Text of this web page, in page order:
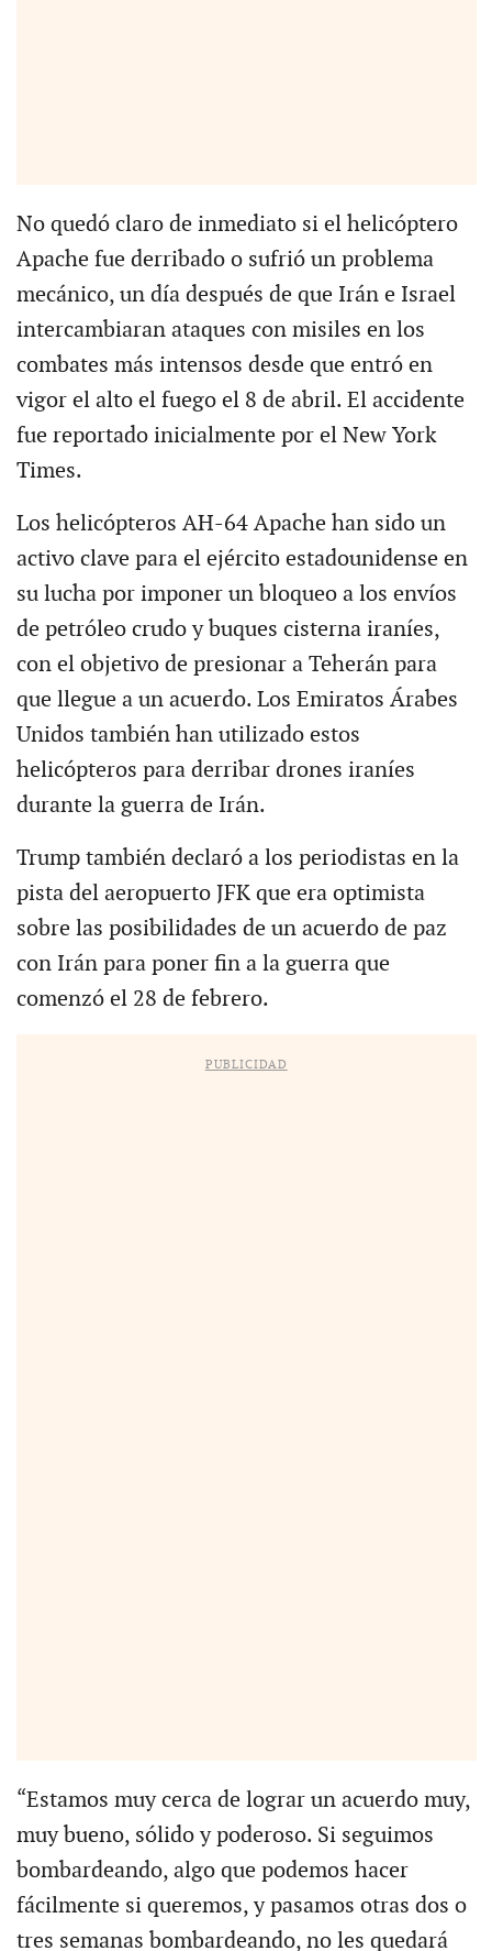
No quedó claro de inmediato si el helicóptero
Apache fue derribado o sufrió un problema
mecánico, un día después de que Irán e Israel
intercambiaran ataques con misiles en los
combates más intensos desde que entró en
vigor el alto el fuego el 8 de abril. El accidente
fue reportado inicialmente por el New York
Times.
Los helicópteros AH-64 Apache han sido un
activo clave para el ejército estadounidense en
su lucha por imponer un bloqueo a los envíos
de petróleo crudo y buques cisterna iraníes,
con el objetivo de presionar a Teherán para
que llegue a un acuerdo. Los Emiratos Árabes
Unidos también han utilizado estos
helicópteros para derribar drones iraníes
durante la guerra de Irán.
Trump también declaró a los periodistas en la
pista del aeropuerto JFK que era optimista
sobre las posibilidades de un acuerdo de paz
con Irán para poner fin a la guerra que
comenzó el 28 de febrero.
PUBLICIDAD
“Estamos muy cerca de lograr un acuerdo muy,
muy bueno, sólido y poderoso. Si seguimos
bombardeando, algo que podemos hacer
fácilmente si queremos, y pasamos otras dos o
tres semanas bombardeando, no les quedará